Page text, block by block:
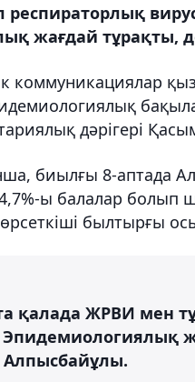
респираторлық
жағдай тұрақты,
коммуникациялар
дәрігері
биылғы 8-аптада
ы балалар
былтырғы
қалада ЖРВИ мен
Эпидемиологиялық
Алпысбайұлы.